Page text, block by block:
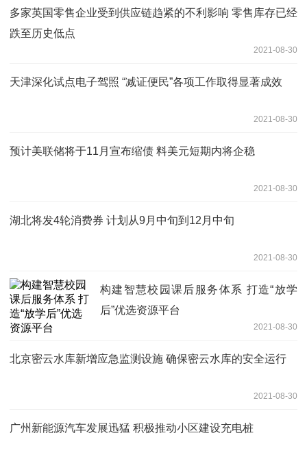
多家英国零售企业受到供应链趋紧的不利影响 零售库存已经
跌至历史低点
2021-08-30
天津深化试点电子驾照 “减证便民”各项工作取得显著成效
2021-08-30
预计美联储将于11月宣布缩债 料美元短期内将企稳
2021-08-30
湖北将发4轮消费券 计划从9月中旬到12月中旬
2021-08-30
构建智慧校园课后服务体系 打造“放学
后”优选资源平台
2021-08-30
北京密云水库新增应急监测设施 确保密云水库的安全运行
2021-08-30
广州新能源汽车发展迅猛 积极推动小区建设充电桩